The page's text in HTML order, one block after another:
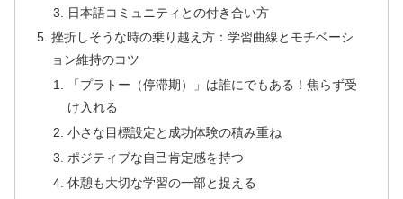
日本語コミュニティとの付き合い方
挫折しそうな時の乗り越え方：学習曲線とモチベーシ
ョン維持のコツ
「プラトー（停滞期）」は誰にでもある！焦らず受
け入れる
小さな目標設定と成功体験の積み重ね
ポジティブな自己肯定感を持つ
休憩も大切な学習の一部と捉える